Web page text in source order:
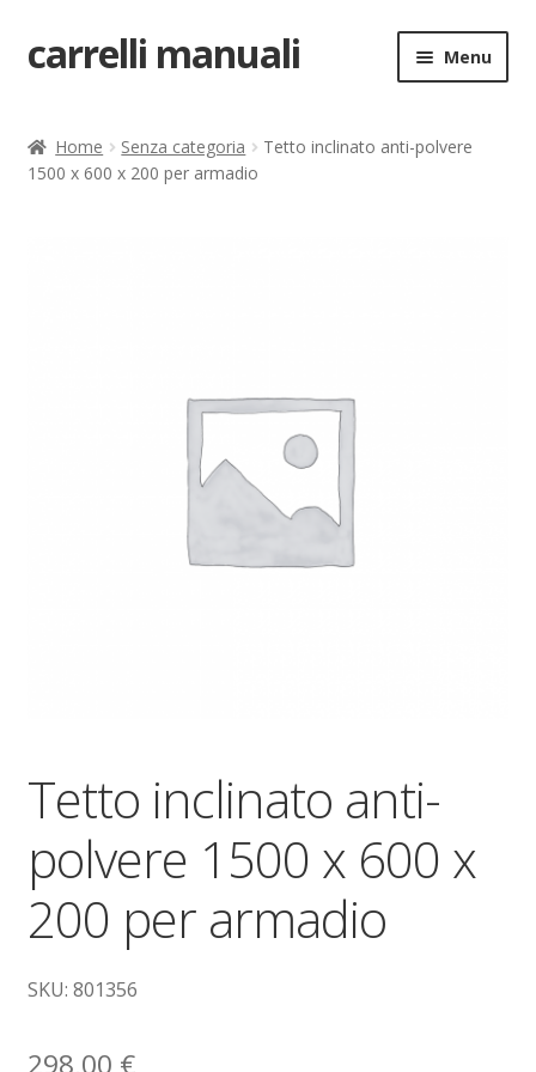
Vai
alla
Vai
al
carrelli manuali Menu
Carrello
Pagamenti
Pagamento
Piattaforme elevatrici
Privacy
Shop
Home Senza categoria
Tetto inclinato anti-polvere
1500 x 600 x 200 per armadio
Tetto inclinato anti-
polvere 1500 x 600 x
200 per armadio
SKU: 801356
298,00 €